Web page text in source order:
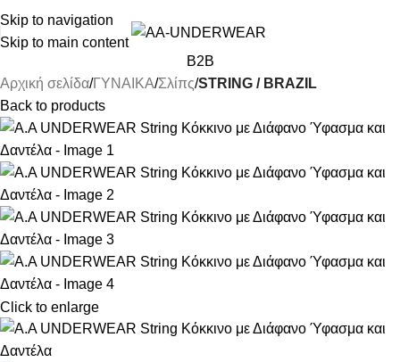
Skip to navigation
Skip to main content
B2B
Αρχική σελίδα ΓΥΝΑΙΚΑ Σλίπς STRING / BRAZIL
Back to products
Click to enlarge